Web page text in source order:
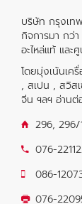
บริษัท กรุงเท
กิจการมา กว่
อะไหล่แท้ และ
โดยมุ่งเน้นเค
, สเปน , สวิส
จีน ฯลฯ อ่านต่
296, 296/
076-
086-
076-